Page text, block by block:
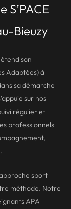
S’PACE
Bieuzy
étend son
Adaptées) à
sa démarche
sur nos
régulier et
professionnels
sport-
méthode. Notre
APA